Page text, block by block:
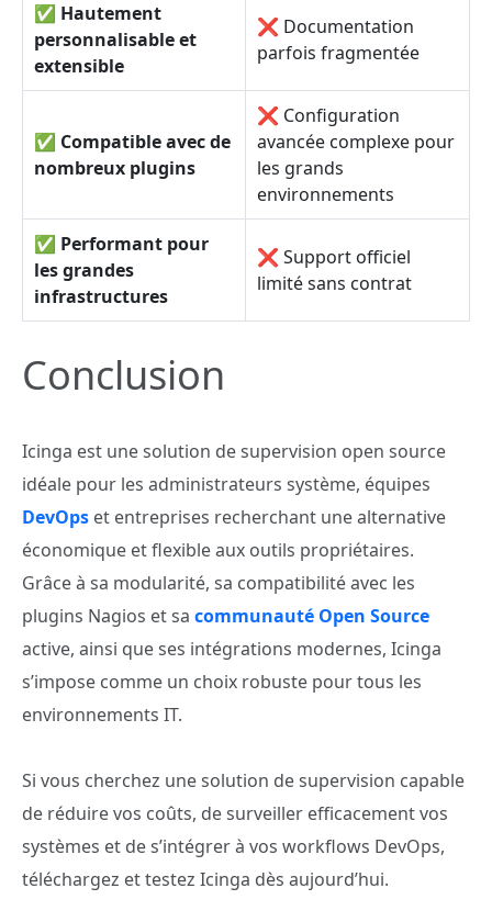
✅ Hautement
personnalisable et
extensible
❌ Documentation
parfois fragmentée
✅ Compatible avec de
nombreux plugins
❌ Configuration
avancée complexe pour
les grands
environnements
✅ Performant pour
les grandes
infrastructures
❌ Support officiel
limité sans contrat
Conclusion
Icinga est une solution de supervision open source
idéale pour les administrateurs système, équipes
DevOps et entreprises recherchant une alternative
économique et flexible aux outils propriétaires.
Grâce à sa modularité, sa compatibilité avec les
plugins Nagios et sa communauté Open Source
active, ainsi que ses intégrations modernes, Icinga
s’impose comme un choix robuste pour tous les
environnements IT.
Si vous cherchez une solution de supervision capable
de réduire vos coûts, de surveiller efficacement vos
systèmes et de s’intégrer à vos workflows DevOps,
téléchargez et testez Icinga dès aujourd’hui.